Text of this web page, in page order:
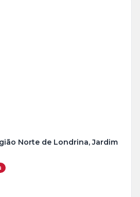
Norte de Londrina, Jardim